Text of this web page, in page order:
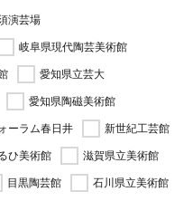
演芸場
岐阜県現代陶芸美術館
愛知県立芸大
愛知県陶磁美術館
ーラム春日井
新世紀工芸館
ひ美術館
滋賀県立美術館
目黒陶芸館
石川県立美術館